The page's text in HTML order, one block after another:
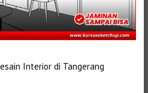
Interior di Tangerang